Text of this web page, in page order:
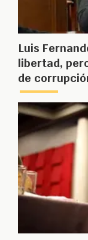
Luis
libertad,
de